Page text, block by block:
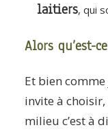
laitiers, qui
Alors qu’est-
Et bien
invite à
milieu c’est à